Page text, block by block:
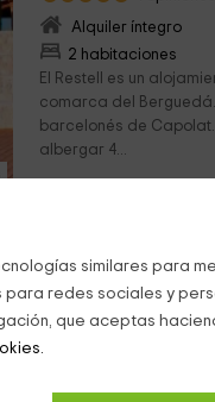
similares para
redes sociales y
que aceptas
Alquiler íntegro
2 habitaciones
El Restell es un
comarca del
barcelonés de
albergar 4...
Capolat, Barcelona
1 opiniones
Sobre el municipio